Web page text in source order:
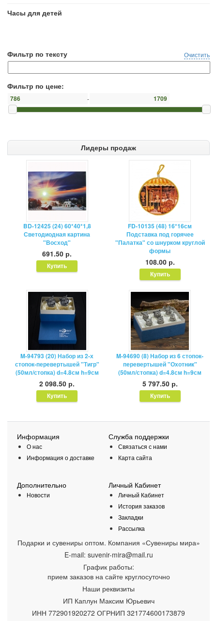
Часы для детей
Очистить
Фильтр по тексту
Фильтр по цене:
-
Лидеры продаж
BD-12425 (24) 60*40*1,8
Светодиодная картина
"Восход"
691.50 р.
FD-10135 (48) 16*16см
Подставка под горячее
"Палатка" со шнурком круглой
формы
108.00 р.
M-94793 (20) Набор из 2-х
стопок-перевертышей "Тигр"
(50мл/стопка) d=4.8см h=9см
2 098.50 р.
M-94690 (8) Набор из 6 стопок-
перевертышей "Охотник"
(50мл/стопка) d=4.8см h=9см
5 797.50 р.
Информация
О нас
Информация о доставке
Служба поддержки
Связаться с нами
Карта сайта
Дополнительно
Новости
Личный Кабинет
Личный Кабинет
История заказов
Закладки
Рассылка
Подарки и сувениры оптом. Компания «Сувениры мира»
E-mail: suvenir-mira@mail.ru
График работы:
прием заказов на сайте круглосуточно
Наши реквизиты
ИП Каплун Максим Юрьевич
ИНН 772901920272 ОГРНИП 321774600173879